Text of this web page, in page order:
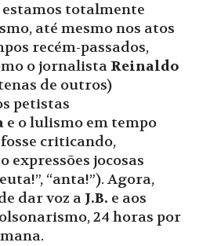
totalmente
até mesmo nos atos
recém-passados,
o jornalista Reinaldo
de outros)
petistas
e o lulismo em tempo
criticando,
expressões jocosas
“anta!”). Agora,
dar voz a J.B. e aos
24 horas por